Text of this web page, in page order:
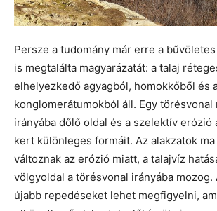
Persze a tudomány már erre a
is megtalálta magyarázatát: a talaj
elhelyezkedő agyagból, homokkőből és
konglomerátumokból áll. Egy törésvonal
irányába dőlő oldal és a szelektív erózió
kert különleges formáit. Az alakzatok
változnak az erózió miatt, a talajvíz
völgyoldal a törésvonal irányába mozog.
újabb repedéseket lehet megfigyelni,